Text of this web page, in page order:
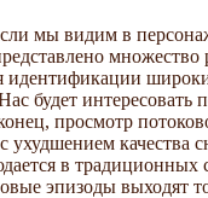
мы видим в
множество
идентификации
будет интересовать
просмотр
ухудшением качества
в традиционных
эпизоды выходят